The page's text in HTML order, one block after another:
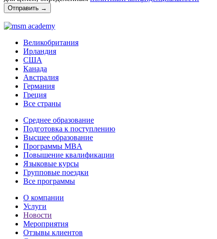
Отправить →
Великобритания
Ирландия
США
Канада
Австралия
Германия
Греция
Все страны
Среднее образование
Подготовка к поступлению
Высшее образование
Программы MBA
Повышение квалификации
Языковые курсы
Групповые поездки
Все программы
О компании
Услуги
Новости
Мероприятия
Отзывы клиентов